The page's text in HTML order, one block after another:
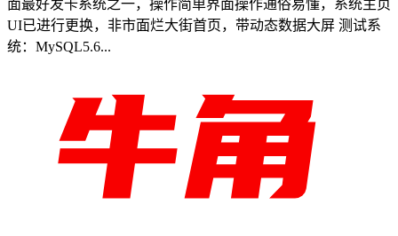
面最好发卡系统之一，操作简单界面操作通俗易懂，系统主页
UI已进行更换，非市面烂大街首页，带动态数据大屏 测试系
统：MySQL5.6...